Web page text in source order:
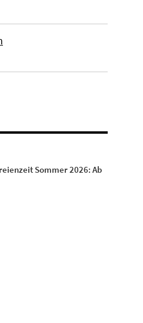
Sommer 2026:Ab